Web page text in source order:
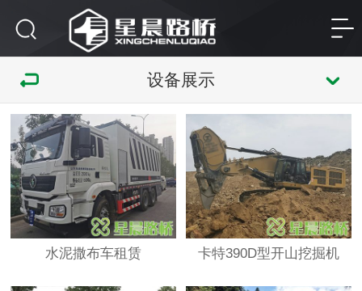
设备展示
水泥撒布车租赁 卡特390D型开山挖掘机